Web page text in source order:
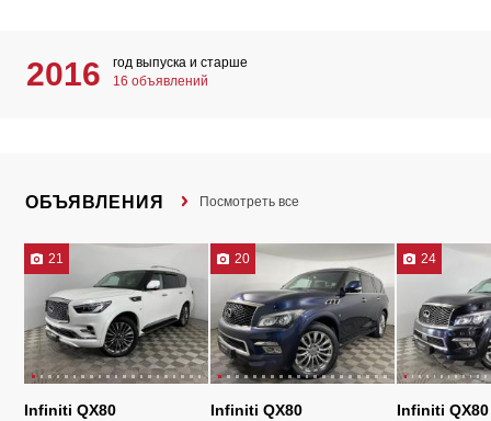
2016
год выпуска и старше
16 объявлений
ОБЪЯВЛЕНИЯ Посмотреть все
21
Infiniti QX80
20
Infiniti QX80
24
Infiniti QX80